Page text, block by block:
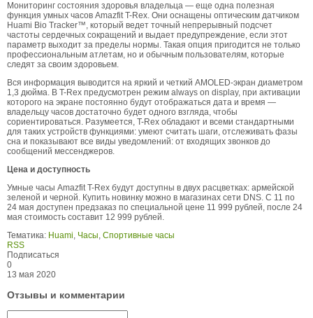
Мониторинг состояния здоровья владельца — еще одна полезная
функция умных часов Amazfit T-Rex. Они оснащены оптическим датчиком
Huami Bio Tracker™, который ведет точный непрерывный подсчет
частоты сердечных сокращений и выдает предупреждение, если этот
параметр выходит за пределы нормы. Такая опция пригодится не только
профессиональным атлетам, но и обычным пользователям, которые
следят за своим здоровьем.
Вся информация выводится на яркий и четкий AMOLED-экран диаметром
1,3 дюйма. В T-Rex предусмотрен режим always on display, при активации
которого на экране постоянно будут отображаться дата и время —
владельцу часов достаточно будет одного взгляда, чтобы
сориентироваться. Разумеется, T-Rex обладают и всеми стандартными
для таких устройств функциями: умеют считать шаги, отслеживать фазы
сна и показывают все виды уведомлений: от входящих звонков до
сообщений мессенджеров.
Цена и доступность
Умные часы Amazfit T-Rex будут доступны в двух расцветках: армейской
зеленой и черной. Купить новинку можно в магазинах сети DNS. С 11 по
24 мая доступен предзаказ по специальной цене 11 999 рублей, после 24
мая стоимость составит 12 999 рублей.
Тематика: Huami, Часы, Спортивные часы
RSS
Подписаться
0
13 мая 2020
Отзывы и комментарии